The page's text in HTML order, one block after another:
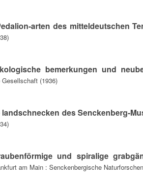
arten des mitteldeutschen
bemerkungen und
(1936)
landschnecken des Senckenberg-
und spiralige
am Main : Senckenbergische